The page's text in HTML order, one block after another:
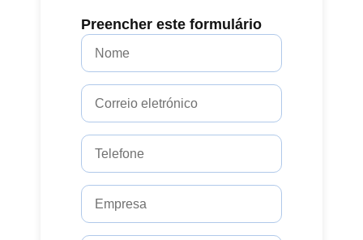
Preencher este formulário